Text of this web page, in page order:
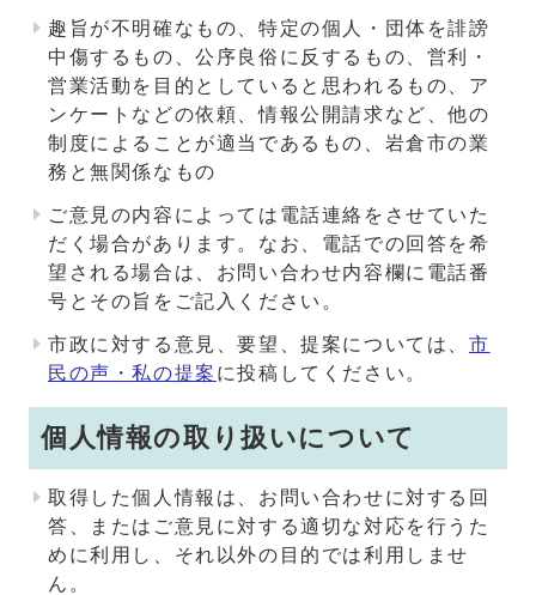
趣旨が不明確なもの、特定の個人・団体を誹謗
中傷するもの、公序良俗に反するもの、営利・
営業活動を目的としていると思われるもの、ア
ンケートなどの依頼、情報公開請求など、他の
制度によることが適当であるもの、岩倉市の業
務と無関係なもの
ご意見の内容によっては電話連絡をさせていた
だく場合があります。なお、電話での回答を希
望される場合は、お問い合わせ内容欄に電話番
号とその旨をご記入ください。
市政に対する意見、要望、提案については、 市
民の声・私の提案 に投稿してください。
個人情報の取り扱いについて
取得した個人情報は、お問い合わせに対する回
答、またはご意見に対する適切な対応を行うた
めに利用し、それ以外の目的では利用しませ
ん。